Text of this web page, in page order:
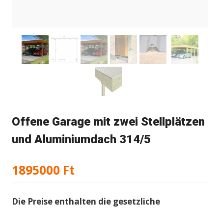
Offene Garage mit zwei Stellplätzen
und Aluminiumdach 314/5
1895000 Ft
Die Preise enthalten die gesetzliche